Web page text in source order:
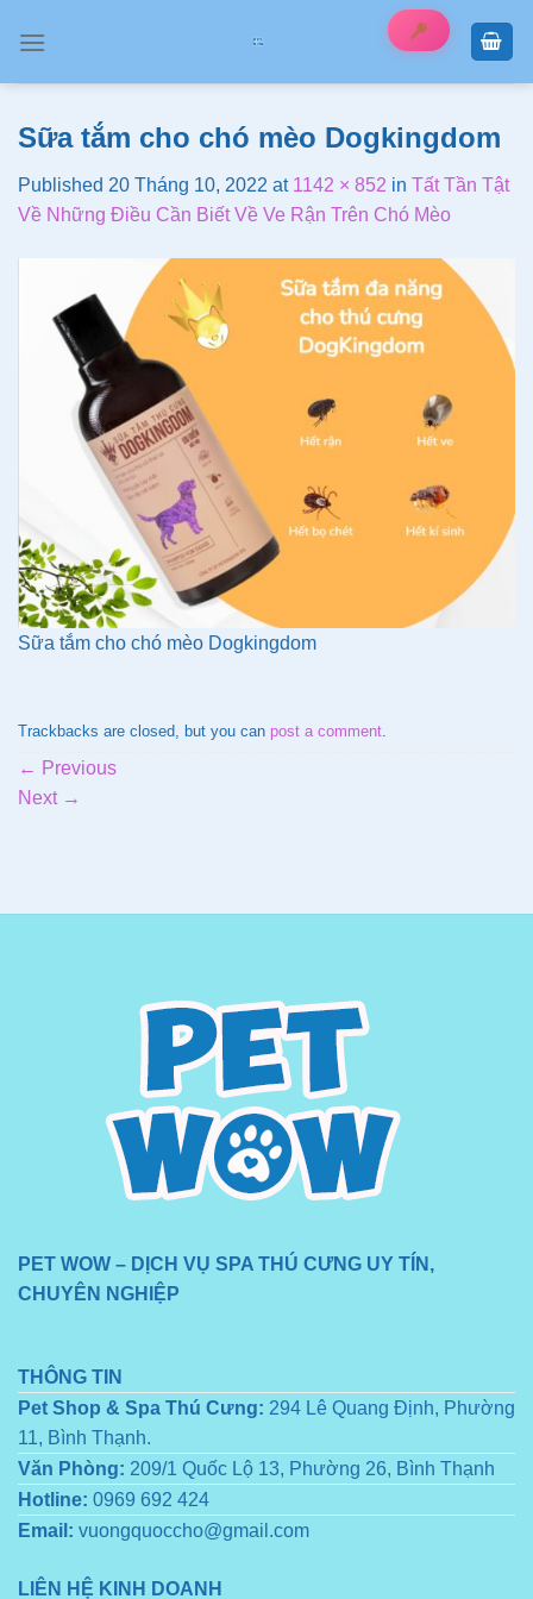
Sữa tắm cho chó mèo Dogkingdom
Published 20 Tháng 10, 2022 at 1142 × 852 in Tất Tần Tật
Về Những Điều Cần Biết Về Ve Rận Trên Chó Mèo
Sữa tắm cho chó mèo Dogkingdom
Trackbacks are closed, but you can post a comment
← Previous
Next →
PET WOW – DỊCH VỤ SPA THÚ CƯNG UY TÍN,
CHUYÊN NGHIỆP
THÔNG TIN
Pet Shop & Spa Thú Cưng: 294 Lê Quang Định, Phường
11, Bình Thạnh.
Văn Phòng: 209/1 Quốc Lộ 13, Phường 26, Bình Thạnh
Hotline: 0969 692 424
Email: vuongquoccho@gmail.com
LIÊN HỆ KINH DOANH